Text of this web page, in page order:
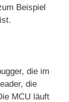
Beispiel
die im
die
MCU läuft